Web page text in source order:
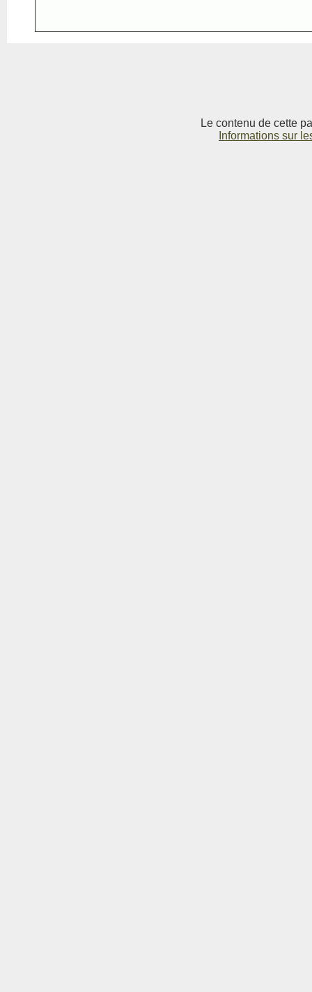
Le contenu de cette
Informations sur